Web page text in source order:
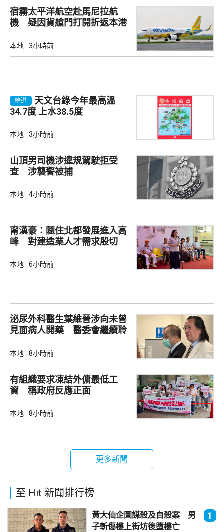
宿霧太平洋航空赴馬尼拉航
機 疑因貨艙門打開折返本港
本地 3小時前
精選
天文台錄今年最高溫
34.7度 上水38.5度
本地 3小時前
山頂男司機涉違規駕駛拒受
查 涉襲警被捕
本地 4小時前
甯漢豪：隨住北都發展進入高
峰 對建造業人才需求殷切
本地 6小時前
泌尿外科醫生葉維晉涉向未曾
見面病人開藥 醫委會繼續聆
本地 8小時前
有組織要求凍結外傭最低工
資 稱政府反應正面
本地 8小時前
更多新聞
至 Hit 新聞排行榜
黃大仙企圖謀殺及自殺案 男
子斬傷樓上街坊後墮樓亡
1